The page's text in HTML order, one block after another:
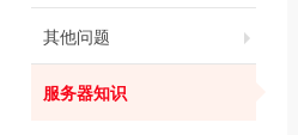
其他问题
服务器知识